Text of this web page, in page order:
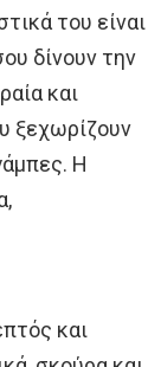
του είναι
δίνουν την
και
ξεχωρίζουν
Η
και